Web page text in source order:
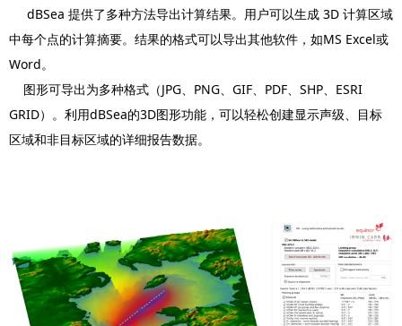
dBSea 提供了多种方法导出计算结果。用户可以生成 3D 计算区域
中每个点的计算摘要。结果的格式可以导出其他软件，如MS Excel或
Word。
图形可导出为多种格式（JPG、PNG、GIF、PDF、SHP、ESRI
GRID）。利用dBSea的3D图形功能，可以轻松创建显示声级、目标
区域和非目标区域的详细报告数据。